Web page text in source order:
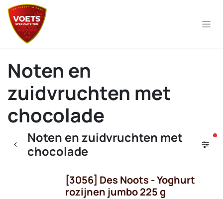
Overslaan naar inhoud
Noten en
zuidvruchten met
chocolade
Noten en zuidvruchten met
chocolade
[3056] Des Noots - Yoghurt
rozijnen jumbo 225 g